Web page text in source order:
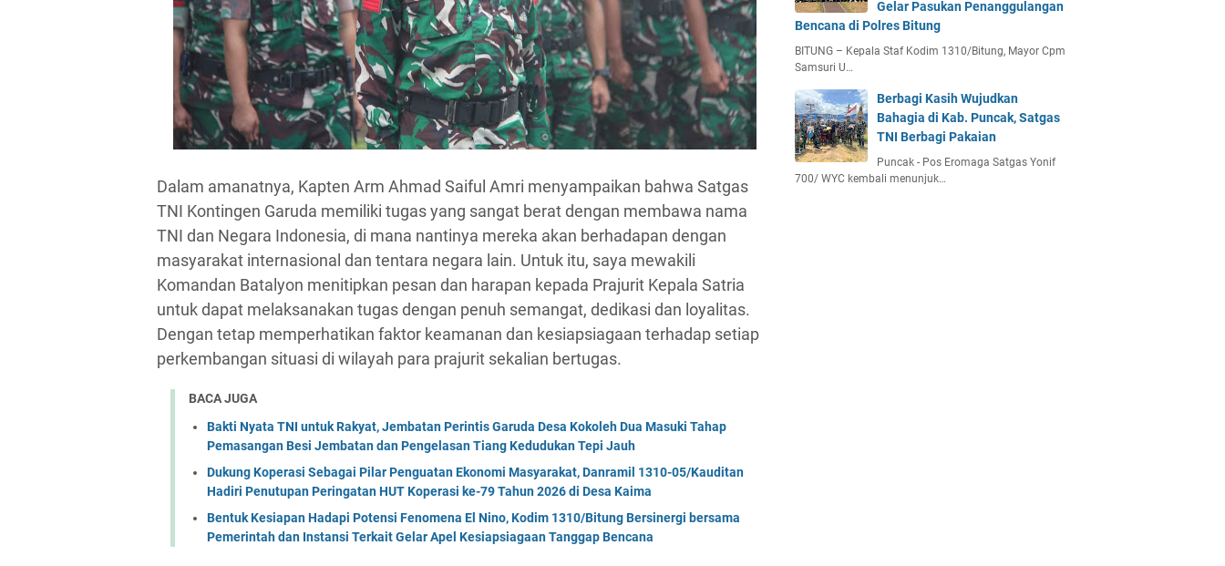
Dalam amanatnya, Kapten Arm Ahmad Saiful Amri menyampaikan bahwa Satgas
TNI Kontingen Garuda memiliki tugas yang sangat berat dengan membawa nama
TNI dan Negara Indonesia, di mana nantinya mereka akan berhadapan dengan
masyarakat internasional dan tentara negara lain. Untuk itu, saya mewakili
Komandan Batalyon menitipkan pesan dan harapan kepada Prajurit Kepala Satria
untuk dapat melaksanakan tugas dengan penuh semangat, dedikasi dan loyalitas.
Dengan tetap memperhatikan faktor keamanan dan kesiapsiagaan terhadap setiap
perkembangan situasi di wilayah para prajurit sekalian bertugas.
BACA JUGA
Bakti Nyata TNI untuk Rakyat, Jembatan Perintis Garuda Desa Kokoleh Dua Masuki Tahap
Pemasangan Besi Jembatan dan Pengelasan Tiang Kedudukan Tepi Jauh
Dukung Koperasi Sebagai Pilar Penguatan Ekonomi Masyarakat, Danramil 1310-05/Kauditan
Hadiri Penutupan Peringatan HUT Koperasi ke-79 Tahun 2026 di Desa Kaima
Bentuk Kesiapan Hadapi Potensi Fenomena El Nino, Kodim 1310/Bitung Bersinergi bersama
Pemerintah dan Instansi Terkait Gelar Apel Kesiapsiagaan Tanggap Bencana
Gelar Pasukan Penanggulangan
Bencana di Polres Bitung
BITUNG – Kepala Staf Kodim 1310/Bitung, Mayor Cpm
Samsuri U…
Berbagi Kasih Wujudkan
Bahagia di Kab. Puncak, Satgas
TNI Berbagi Pakaian
Puncak - Pos Eromaga Satgas Yonif
700/ WYC kembali menunjuk…